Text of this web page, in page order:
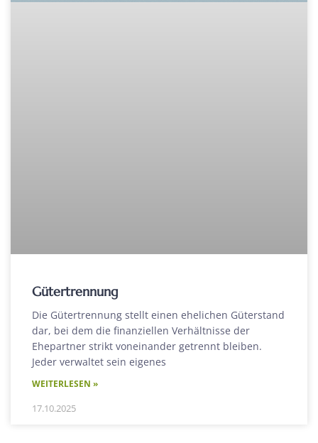
Gütertrennung
Die Gütertrennung stellt einen ehelichen Güterstand
dar, bei dem die finanziellen Verhältnisse der
Ehepartner strikt voneinander getrennt bleiben.
Jeder verwaltet sein eigenes
WEITERLESEN »
17.10.2025